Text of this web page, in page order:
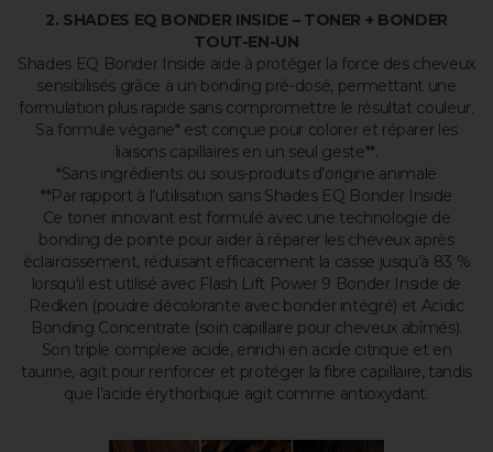
2. SHADES EQ BONDER INSIDE – TONER + BONDER
TOUT-EN-UN
Shades EQ Bonder Inside aide à protéger la force des cheveux
sensibilisés grâce à un bonding pré-dosé, permettant une
formulation plus rapide sans compromettre le résultat couleur.
Sa formule végane* est conçue pour colorer et réparer les
liaisons capillaires en un seul geste**.
*Sans ingrédients ou sous-produits d’origine animale
**Par rapport à l’utilisation sans Shades EQ Bonder Inside
Ce toner innovant est formulé avec une technologie de
bonding de pointe pour aider à réparer les cheveux après
éclaircissement, réduisant efficacement la casse jusqu’à 83 %
lorsqu'il est utilisé avec Flash Lift Power 9 Bonder Inside de
Redken (poudre décolorante avec bonder intégré) et Acidic
Bonding Concentrate (soin capillaire pour cheveux abîmés).
Son triple complexe acide, enrichi en acide citrique et en
taurine, agit pour renforcer et protéger la fibre capillaire, tandis
que l’acide érythorbique agit comme antioxydant.